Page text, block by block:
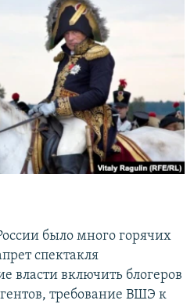
было много горячих
спектакля
власти включить блогеров
требование ВШЭ к